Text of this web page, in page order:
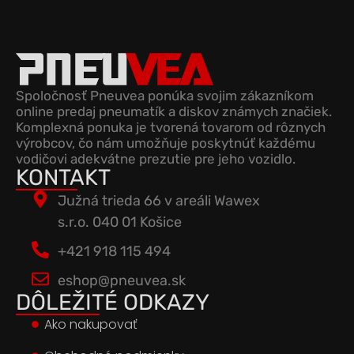
Spoločnosť Pneuvea ponúka svojim zákazníkom
online predaj pneumatík a diskov známych značiek.
Komplexná ponuka je tvorená tovarom od rôznych
výrobcov, čo nám umožňuje poskytnúť každému
vodičovi adekvátne prezutie pre jeho vozidlo.
KONTAKT
Južná trieda 66 v areáli Wawex
s.r.o. 040 01 Košice
+421 918 115 494
eshop@pneuvea.sk
DÔLEŽITÉ ODKAZY
Ako nakupovať